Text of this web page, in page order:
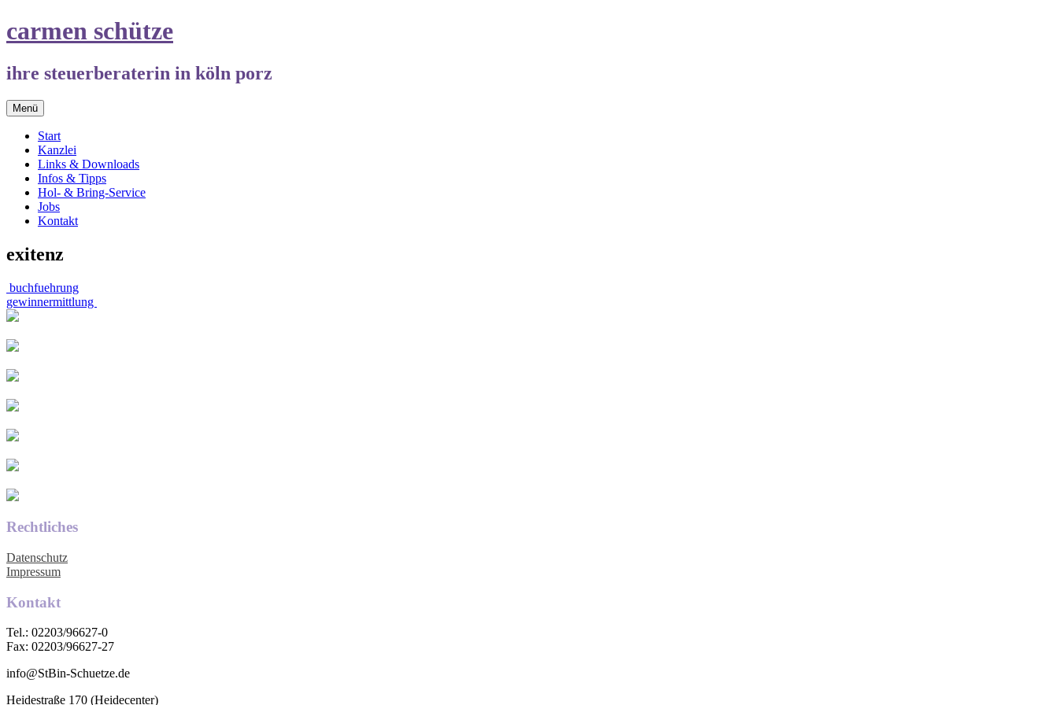
zum
carmen schütze
ihre steuerberaterin in köln porz
Menü
Start
Kanzlei
Links & Downloads
Infos & Tipps
Hol- & Bring-Service
Jobs
Kontakt
exitenz
Beitrags-
Navigation
buchfuehrung
gewinnermittlung
Rechtliches
Datenschutz
Impressum
Kontakt
Tel.: 02203/96627-0
Fax: 02203/96627-27
info@StBin-Schuetze.de
Heidestraße 170 (Heidecenter)